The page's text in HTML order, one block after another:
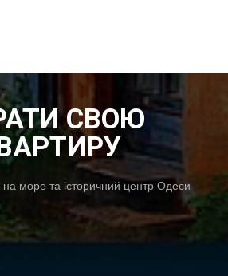
СВОЮ
на море та історичний центр Одеси